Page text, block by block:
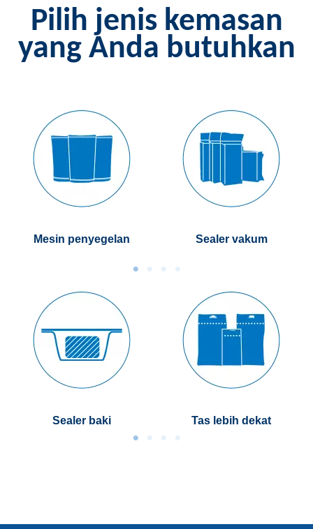
Pilih jenis kemasan
yang Anda butuhkan
Mesin penyegelan Sealer vakum
Sealer baki Tas lebih dekat